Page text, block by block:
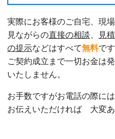
実際にお客様のご自宅、現
見ながらの直接の相談、
見
の提示などはすべて無料です
ご契約成立まで一切お金は
いたしません。
お手数ですがお電話の際に
お伝えいただければ 大変あ